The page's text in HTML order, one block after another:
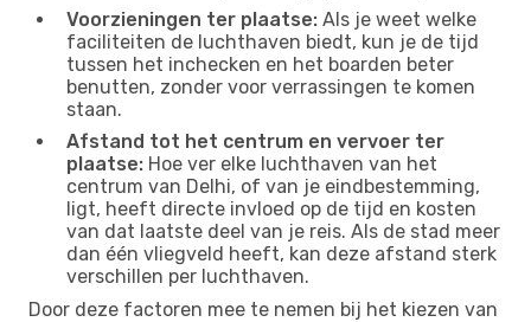
Voorzieningen ter plaatse: Als je weet welke
faciliteiten de luchthaven biedt, kun je de tijd
tussen het inchecken en het boarden beter
benutten, zonder voor verrassingen te komen
staan.
Afstand tot het centrum en vervoer ter
plaatse: Hoe ver elke luchthaven van het
centrum van Delhi, of van je eindbestemming,
ligt, heeft directe invloed op de tijd en kosten
van dat laatste deel van je reis. Als de stad meer
dan één vliegveld heeft, kan deze afstand sterk
verschillen per luchthaven.
Door deze factoren mee te nemen bij het kiezen van